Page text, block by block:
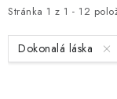
i
s
p
Stránka 1 z 1 - 12
e
n
í Dokonalá láska